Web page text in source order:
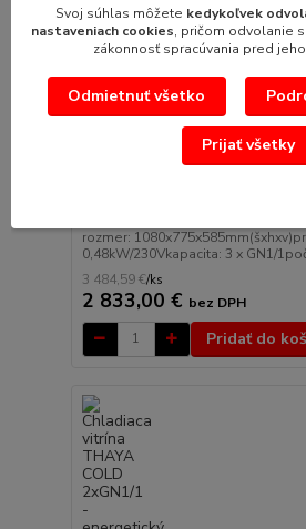
rozmer:
0,48kW/230Vkapacita: 3 x GN1/
3 484,59 €/ks
2 833,00 € bez DPH
Pridať do
Svoj súhlas môžete kedykoľvek
nastaveniach cookies, pričom odvolanie
zákonnosť spracúvania pred
Odmietnuť všetko
Prijať všetky